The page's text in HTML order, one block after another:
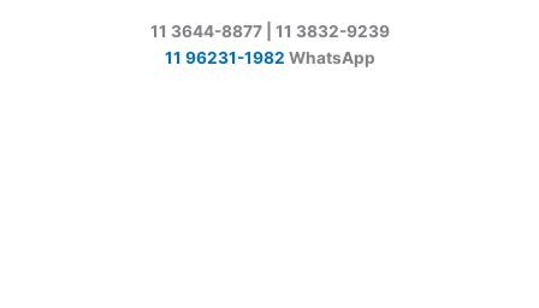
11 3644-8877 | 11 3832-9239
11 96231-1982 WhatsApp